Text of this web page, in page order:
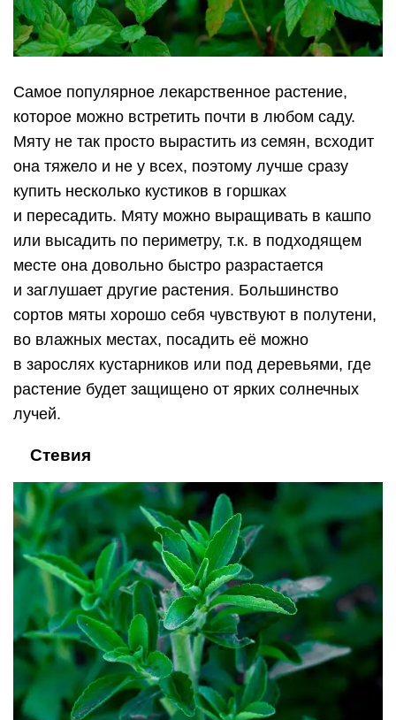
Самое популярное лекарственное растение,
которое можно встретить почти в любом саду.
Мяту не так просто вырастить из семян, всходит
она тяжело и не у всех, поэтому лучше сразу
купить несколько кустиков в горшках
и пересадить. Мяту можно выращивать в кашпо
или высадить по периметру, т.к. в подходящем
месте она довольно быстро разрастается
и заглушает другие растения. Большинство
сортов мяты хорошо себя чувствуют в полутени,
во влажных местах, посадить её можно
в зарослях кустарников или под деревьями, где
растение будет защищено от ярких солнечных
лучей.
⠀ Стевия